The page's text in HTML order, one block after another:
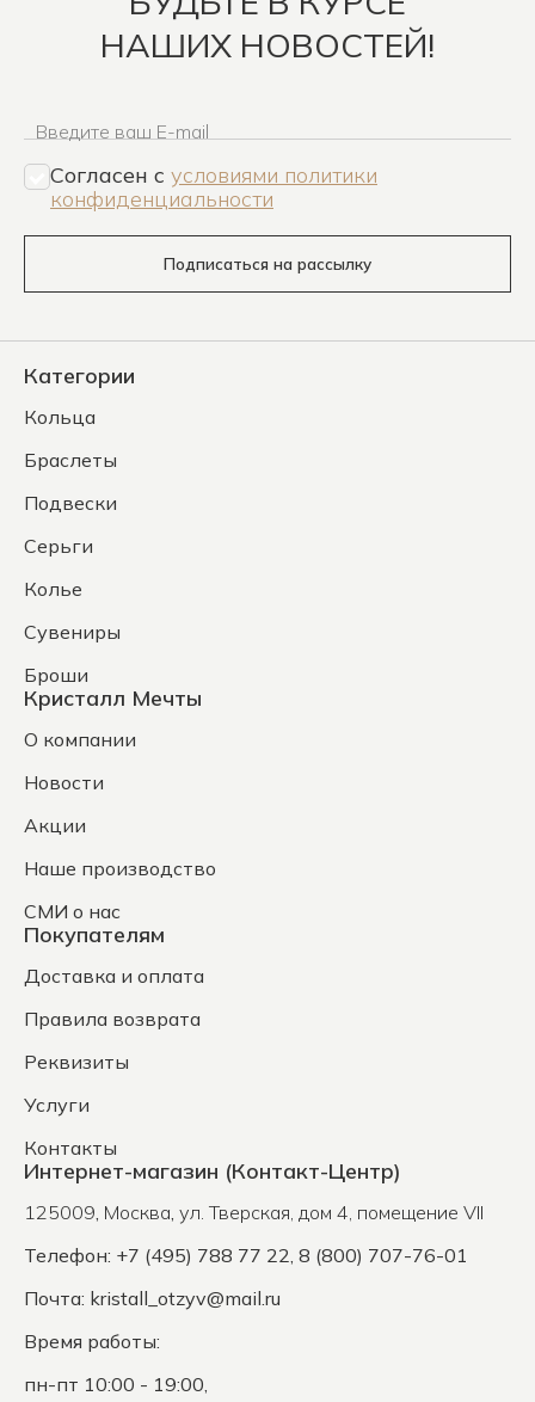
НАШИХ НОВОСТЕЙ!
Введите ваш E-mail
Согласен c условиями политики
конфиденциальности
Подписаться на рассылку
Категории
Кольца
Браслеты
Подвески
Серьги
Колье
Сувениры
Броши
Кристалл Мечты
О компании
Новости
Акции
Наше производство
СМИ о нас
Покупателям
Доставка и оплата
Правила возврата
Реквизиты
Услуги
Контакты
Интернет-магазин (Контакт-Центр)
125009, Москва, ул. Тверская, дом 4, помещение VII
Телефон: +7 (495) 788 77 22, 8 (800) 707-76-01
Почта: kristall_otzyv@mail.ru
Время работы:
пн-пт 10:00 - 19:00,